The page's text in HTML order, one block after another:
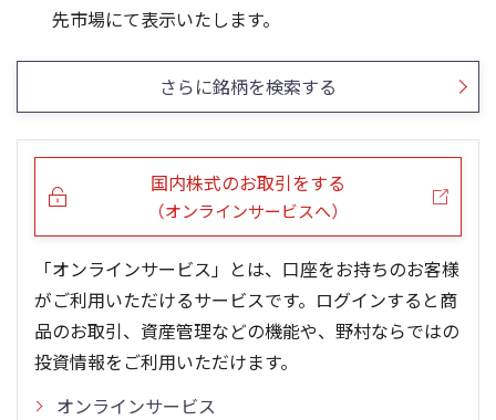
26/02
25/12
25/10
25/08
25/06
25/04 24/01
23/01
22/01
21/01
先市場にて表示いたします。
さらに銘柄を検索する
国内株式のお取引をする
（オンラインサービスへ）
「オンラインサービス」とは、口座をお持ちのお客様
がご利用いただけるサービスです。ログインすると商
品のお取引、資産管理などの機能や、野村ならではの
投資情報をご利用いただけます。
オンラインサービス